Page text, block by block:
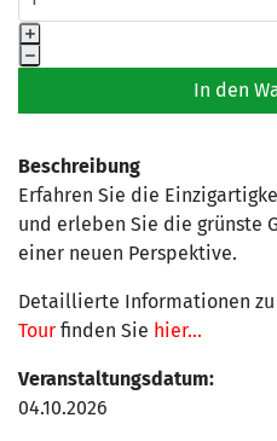
Beschreibung
Erfahren Sie die
und erleben Sie die grünste
einer neuen Perspektive.
Detaillierte Informationen zu
Tour finden Sie hier...
Veranstaltungsdatum:
04.10.2026